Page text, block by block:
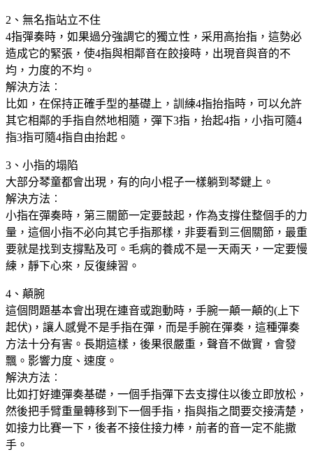
2、無名指站立不住
4指彈奏時，如果過分強調它的獨立性，采用高抬指，這勢必
造成它的緊張，使4指與相鄰音在餃接時，出現音與音的不
均，力度的不均。
解決方法︰
比如，在保持正確手型的基礎上，訓練4指抬指時，可以允許
其它相鄰的手指自然地相隨，彈下3指，抬起4指，小指可隨4
指3指可隨4指自由抬起。
3、小指的塌陷
大部分琴童都會出現，有的向小棍子一樣躺到琴鍵上。
解決方法︰
小指在彈奏時，第三關節一定要鼓起，作為支撐住整個手的力
量，這個小指不必向其它手指那樣，非要看到三個關節，最重
要就是找到支撐點及可。毛病的養成不是一天兩天，一定要慢
練，靜下心來，反復練習。
4、顛腕
這個問題基本會出現在連音或跑動時，手腕一顛一顛的(上下
起伏)，讓人感覺不是手指在彈，而是手腕在彈奏，這種彈奏
方法十分有害。長期這樣，後果很嚴重，聲音不做實，會發
飄。影響力度、速度。
解決方法︰
比如打好連彈奏基礎，一個手指彈下去支撐住以後立即放松，
然後把手臂重量轉移到下一個手指，指與指之間要交接清楚，
如接力比賽一下，後者不接住接力棒，前者的音一定不能撒
手。